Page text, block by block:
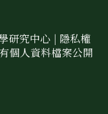
研究中心 | 隱私權
個人資料檔案公開